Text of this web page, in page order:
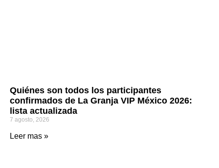
Quiénes son todos los participantes
confirmados de La Granja VIP México 2026:
lista actualizada
7 agosto, 2026
Leer mas »